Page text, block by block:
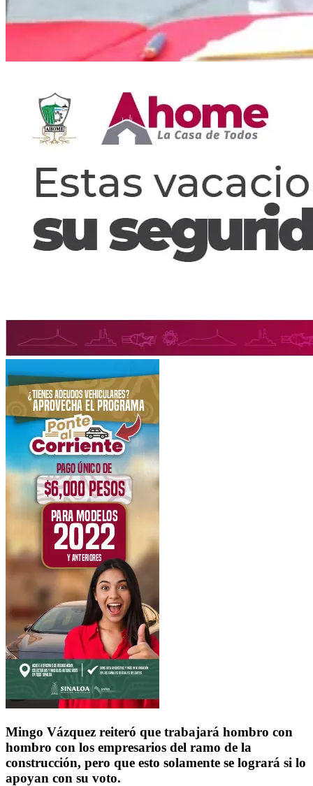
Mingo Vázquez reiteró que trabajará hombro con
hombro con los empresarios del ramo de la
construcción, pero que esto solamente se logrará si lo
apoyan con su voto.